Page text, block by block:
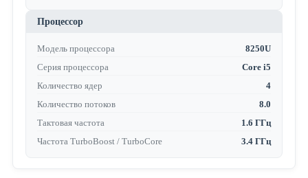
Процессор
Модель процессора
8250U
Серия процессора
Core i5
Количество ядер
4
Количество потоков
8.0
Тактовая частота
1.6 ГГц
Частота TurboBoost / TurboCore
3.4 ГГц